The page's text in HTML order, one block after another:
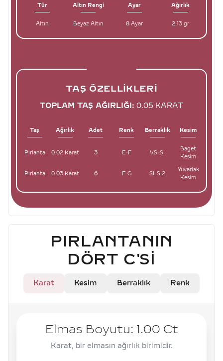
Tür Altın Rengi Ayar Ağırlık
Altın Beyaz Altın 8 Ayar 2.13 gr
TAŞ ÖZELLIKLERI
TOPLAM TAŞ AĞIRLIĞI: 0.05 KARAT
Taş Ağırlık Adet Renk Berraklık Kesim
Pırlanta 0.02 Karat 3 E-F VS-SI
Baget
Kesim
Pırlanta 0.03 Karat 6 F-G SI-SI2
Yuvarlak
Kesim
PIRLANTANIN
DÖRT C'SI
Karat Kesim Berraklık Renk
Elmas Boyutu: 1.00 Ct
Karat, bir elmasın ağırlık birimidir.